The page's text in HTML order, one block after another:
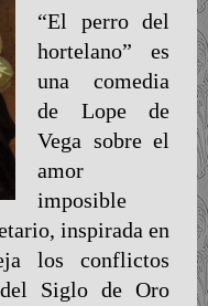
“El perro del
hortelano” es
una comedia
de Lope de
Vega sobre el
amor
imposible
inspirada en
los conflictos
Siglo de Oro